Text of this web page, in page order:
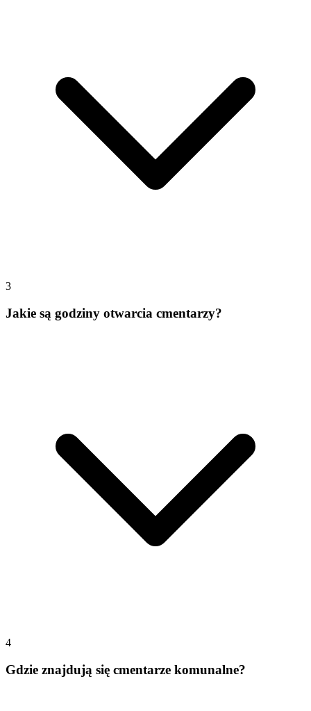
3
Jakie są godziny otwarcia cmentarzy?
4
Gdzie znajdują się cmentarze komunalne?